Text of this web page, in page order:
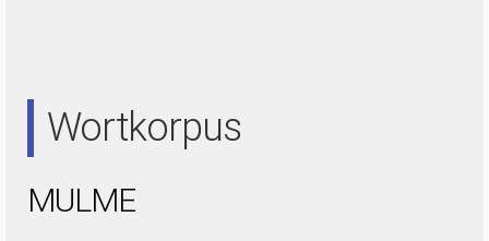
Wortkorpus
MULME